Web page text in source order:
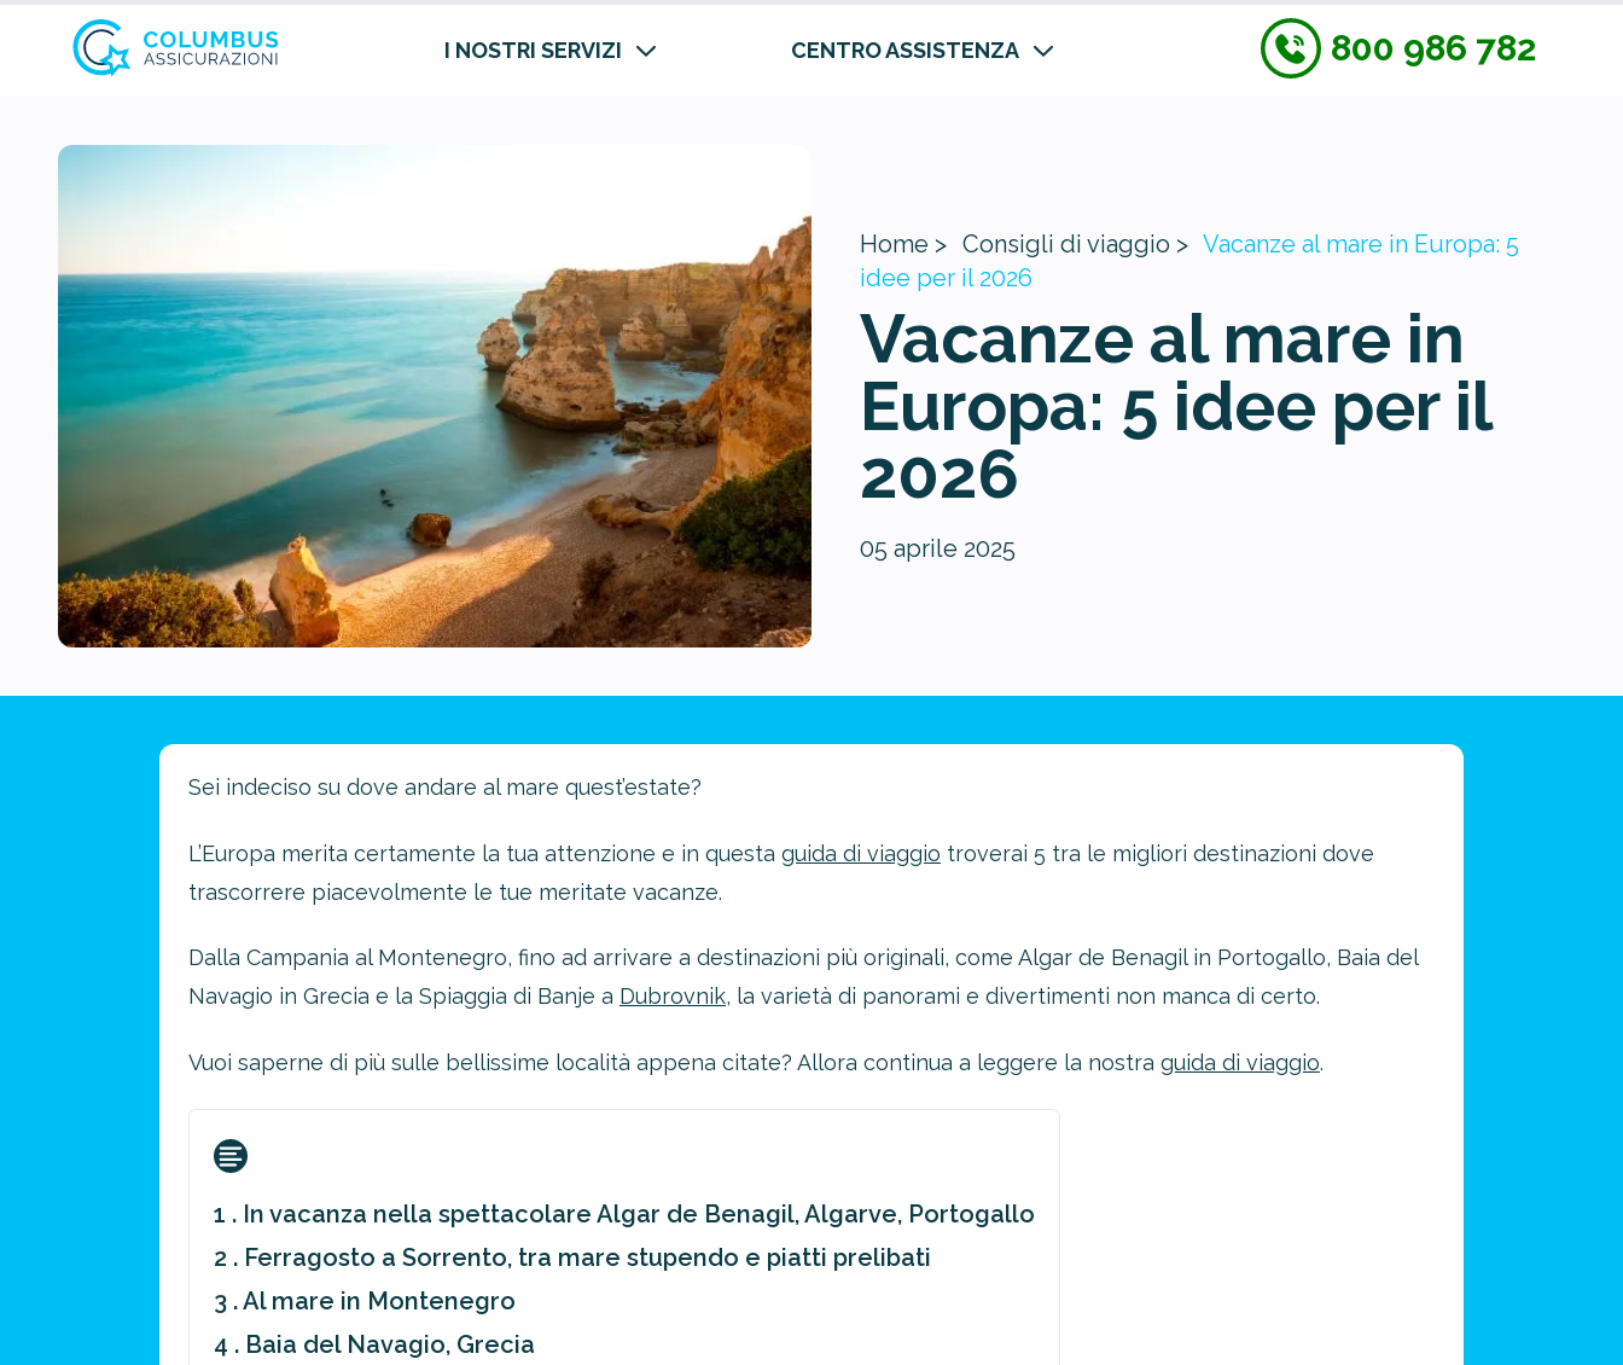
I NOSTRI SERVIZI CENTRO ASSISTENZA 800 986 782
Home > Consigli di viaggio > Vacanze al mare in Europa: 5
idee per il 2026
Vacanze al mare in
Europa: 5 idee per il
2026
05 aprile 2025
Sei indeciso su dove andare al mare quest’estate?
L’Europa merita certamente la tua attenzione e in questa guida di viaggio troverai 5 tra le migliori destinazioni dove
trascorrere piacevolmente le tue meritate vacanze.
Dalla Campania al Montenegro, fino ad arrivare a destinazioni più originali, come Algar de Benagil in Portogallo, Baia del
Navagio in Grecia e la Spiaggia di Banje a Dubrovnik, la varietà di panorami e divertimenti non manca di certo.
Vuoi saperne di più sulle bellissime località appena citate? Allora continua a leggere la nostra guida di viaggio.
1 . In vacanza nella spettacolare Algar de Benagil, Algarve, Portogallo
2 . Ferragosto a Sorrento, tra mare stupendo e piatti prelibati
3 . Al mare in Montenegro
4 . Baia del Navagio, Grecia